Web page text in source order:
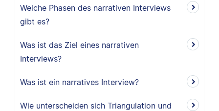
Welche Phasen des narrativen Interviews
gibt es?
Was ist das Ziel eines narrativen
Interviews?
Was ist ein narratives Interview?
Wie unterscheiden sich Triangulation und